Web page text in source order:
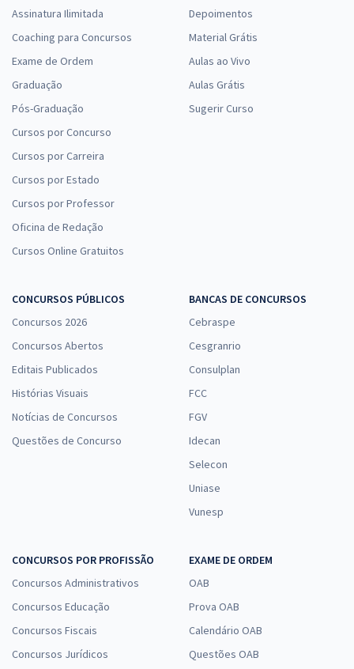
Assinatura Ilimitada
Coaching para Concursos
Exame de Ordem
Graduação
Pós-Graduação
Cursos por Concurso
Cursos por Carreira
Cursos por Estado
Cursos por Professor
Oficina de Redação
Cursos Online Gratuitos
Depoimentos
Material Grátis
Aulas ao Vivo
Aulas Grátis
Sugerir Curso
CONCURSOS PÚBLICOS
Concursos 2026
Concursos Abertos
Editais Publicados
Histórias Visuais
Notícias de Concursos
Questões de Concurso
BANCAS DE CONCURSOS
Cebraspe
Cesgranrio
Consulplan
FCC
FGV
Idecan
Selecon
Uniase
Vunesp
CONCURSOS POR PROFISSÃO
Concursos Administrativos
Concursos Educação
Concursos Fiscais
Concursos Jurídicos
EXAME DE ORDEM
OAB
Prova OAB
Calendário OAB
Questões OAB